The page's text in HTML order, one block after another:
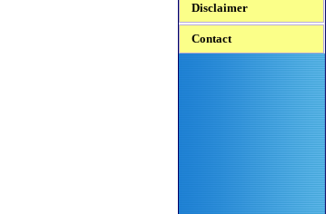
Disclaimer
Contact